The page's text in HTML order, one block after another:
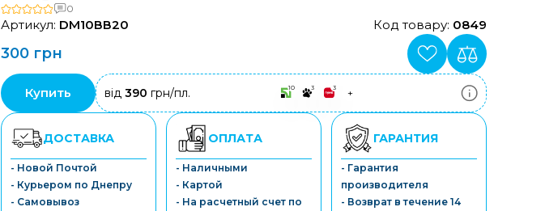
0
Артикул: DM10ВВ20 Код товару: 0849
300 грн
Купить від 390 грн/пл. 10 3 3 +
3-10 платежів, кредит 0.01%
Монобанк
3-7 платежів, кредит 0.01%
ПУМБ
3-10 платежів, кредит 0.01%
3-10 платежів, кредит 0.01%
ДОСТАВКА
- Новой Почтой
- Курьером по Днепру
- Самовывоз
ОПЛАТА
- Наличными
- Картой
- На расчетный счет по
ГАРАНТИЯ
- Гарантия
производителя
- Возврат в течение 14